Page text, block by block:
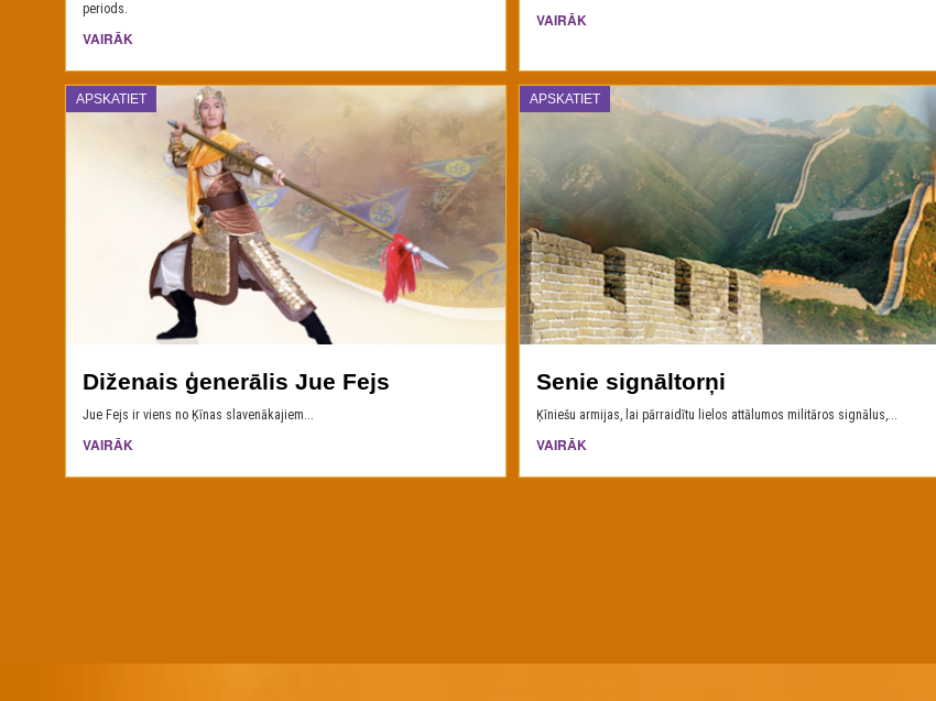
periods.
VAIRĀK
VAIRĀK
APSKATIET
Diženais ģenerālis Jue Fejs
Jue Fejs ir viens no Ķīnas slavenākajiem...
VAIRĀK
APSKATIET
Senie signāltorņi
Ķīniešu armijas, lai pārraidītu lielos attālumos militāros signālus,...
VAIRĀK